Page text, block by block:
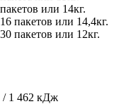
или 14кг.
пакетов или 14,4кг.
пакетов или 12кг.
/ 1 462 кДж